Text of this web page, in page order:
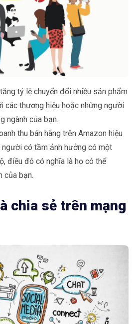
tỷ lệ chuyển đổi nhiều sản phẩm
các thương hiệu hoặc những người
ngành của bạn.
thu bán hàng trên Amazon hiệu
người có tầm ảnh hưởng có một
điều đó có nghĩa là họ có thể
của bạn.
chia sẻ trên mạng